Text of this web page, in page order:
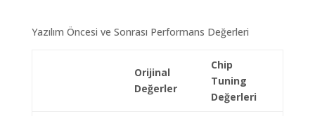
Yazılım Öncesi ve Sonrası Performans Değerleri
Orijinal
Değerler
Chip
Tuning
Değerleri